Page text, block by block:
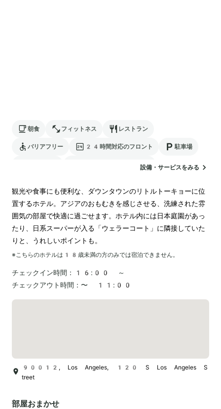
朝食 フィットネス レストラン
バリアフリー 24時間対応のフロント 駐車場
電気自動車の充電スタンド設備・サービスをみる
観光や食事にも便利な、ダウンタウンのリトルトーキョーに位
置するホテル。アジアのおもむきを感じさせる、洗練された雰
囲気の部屋で快適に過ごせます。ホテル内には日本庭園があっ
たり、日系スーパーが入る「ウェラーコート」に隣接していた
りと、うれしいポイントも。
※こちらのホテルは 18 歳未満の方のみでは宿泊できません。
チェックイン時間：
16:00 ～
チェックアウト時間： 〜 11:00
90012, Los Angeles, 120 S Los Angeles S
treet
部屋おまかせ